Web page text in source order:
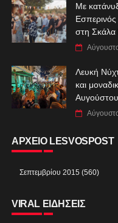
Με
στη
Λευκή
και
Αυγούστου
ΑΡΧΕΙΟ LESVOSPOST
VIRAL ΕΙΔΗΣΕΙΣ